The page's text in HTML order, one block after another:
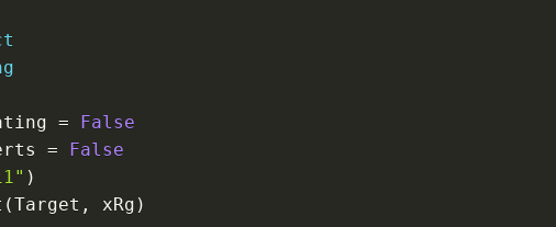
=
False
=
False
)
(Target , xRg )